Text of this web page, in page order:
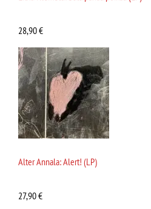
28,90€
Alter Annala: Alert! (LP)
27,90€